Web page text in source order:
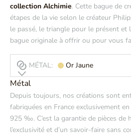
collection Alchimie. Cette bague de
étapes de la vie selon le créateur
le passé, le triangle pour le présent
bague originale à offrir ou pour vous
MÉTAL: Or Jaune
Métal
Depuis toujours, nos créations sont
fabriquées en France exclusivement
925 ‰. C’est la garantie de pièces de
l’exclusivité et d’un savoir-faire sans